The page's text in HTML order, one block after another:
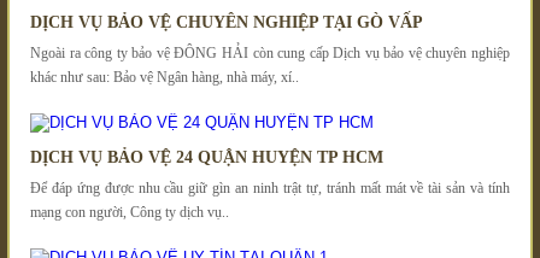
DỊCH VỤ BẢO VỆ CHUYÊN NGHIỆP TẠI GÒ VẤP
Ngoài ra công ty bảo vệ ĐÔNG HẢI còn cung cấp Dịch vụ bảo vệ chuyên nghiệp
khác như sau: Bảo vệ Ngân hàng, nhà máy, xí..
DỊCH VỤ BẢO VỆ 24 QUẬN HUYỆN TP HCM
Để đáp ứng được nhu cầu giữ gìn an ninh trật tự, tránh mất mát về tài sản và tính
mạng con người, Công ty dịch vụ..